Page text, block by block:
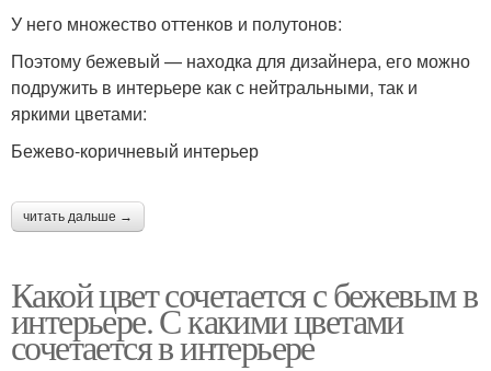
У него множество оттенков и полутонов:
Поэтому бежевый — находка для дизайнера, его можно
подружить в интерьере как с нейтральными, так и
яркими цветами:
Бежево-коричневый интерьер
читать дальше →
Какой цвет сочетается с бежевым в
интерьере. С какими цветами
сочетается в интерьере